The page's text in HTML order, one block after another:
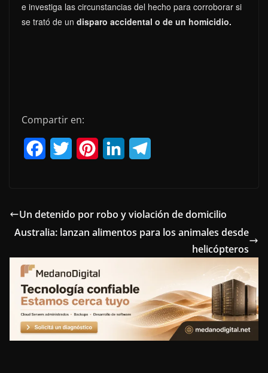
e investiga las circunstancias del hecho para corroborar si
se trató de un disparo accidental o de un homicidio.
Compartir en:
e
b
o
o
k
t
t
e
r
t
e
r
e
s
k
e
d
n
e
g
r
m
Un detenido por robo y violación de domicilio
Australia: lanzan alimentos para los animales desde
helicópteros